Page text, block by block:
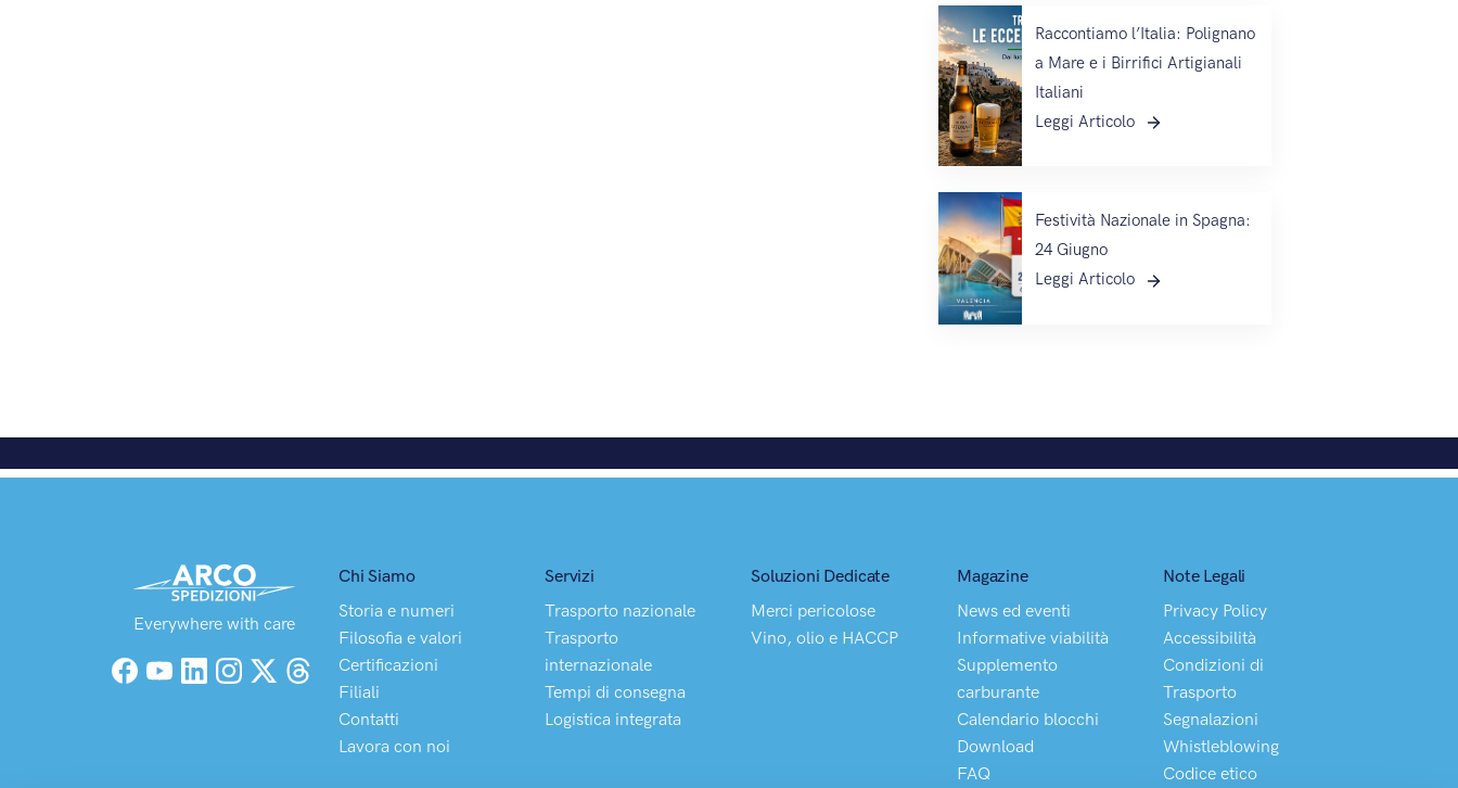
Raccontiamo l’Italia: Polignano
a Mare e i Birrifici Artigianali
Italiani
Leggi Articolo
Festività Nazionale in Spagna:
24 Giugno
Leggi Articolo
Everywhere with care
Facebook
YouTubeLinkedInInstagramX (Twitter)
Threads
Chi Siamo
Storia e numeri
Filosofia e valori
Certificazioni
Filiali
Contatti
Lavora con noi
Servizi
Trasporto nazionale
Trasporto
internazionale
Tempi di consegna
Logistica integrata
Soluzioni Dedicate
Merci pericolose
Vino, olio e HACCP
Magazine
News ed eventi
Informative viabilità
Supplemento
carburante
Calendario blocchi
Download
FAQ
Note Legali
Privacy Policy
Accessibilità
Condizioni di
Trasporto
Segnalazioni
Whistleblowing
Codice etico